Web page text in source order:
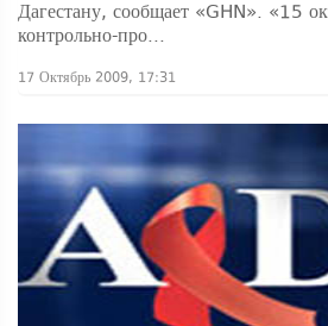
Дагестану, сообщает «GHN». «15
контрольно-про...
17 Октябрь 2009, 17:31